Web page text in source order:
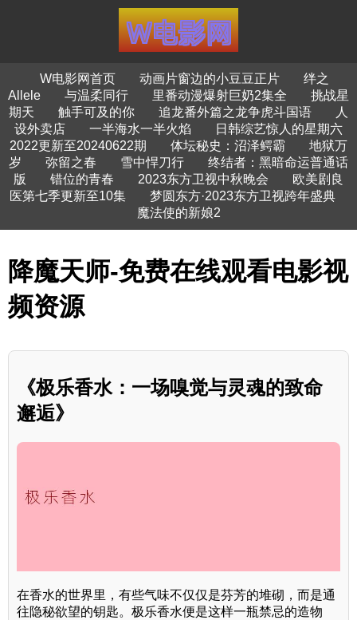
W电影网首页 动画片窗边的小豆豆正片
绊之
Allele
与温柔同行 里番动漫爆射巨奶2集全
挑战星
期天
触手可及的你 追龙番外篇之龙争虎斗国语
人
设外卖店
一半海水一半火焰
日韩综艺惊人的星期六
2022更新至20240622期
体坛秘史：沼泽鳄霸
地狱万
岁
弥留之春 雪中悍刀行
终结者：黑暗命运普通话
版
错位的青春 2023东方卫视中秋晚会
欧美剧良
医第七季更新至10集
梦圆东方·2023东方卫视跨年盛典
魔法使的新娘2
降魔天师-免费在线观看电影视
频资源
《极乐香水：一场嗅觉与灵魂的致命
邂逅》
在香水的世界里，有些气味不仅仅是芬芳的堆砌，而是通
往隐秘欲望的钥匙。极乐香水便是这样一瓶禁忌的造物